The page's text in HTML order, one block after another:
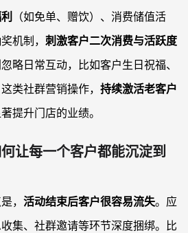
（如免单、赠饮）、消费储值活
机制， 刺激客户二次消费与活跃度
略日常互动，比如客户生日祝福、
类社群营销操作， 持续激活老客户
提升门店的业绩。
让每一个客户都能沉淀到
， 活动结束后客户很容易流失。应
集、社群邀请等环节深度捆绑。比